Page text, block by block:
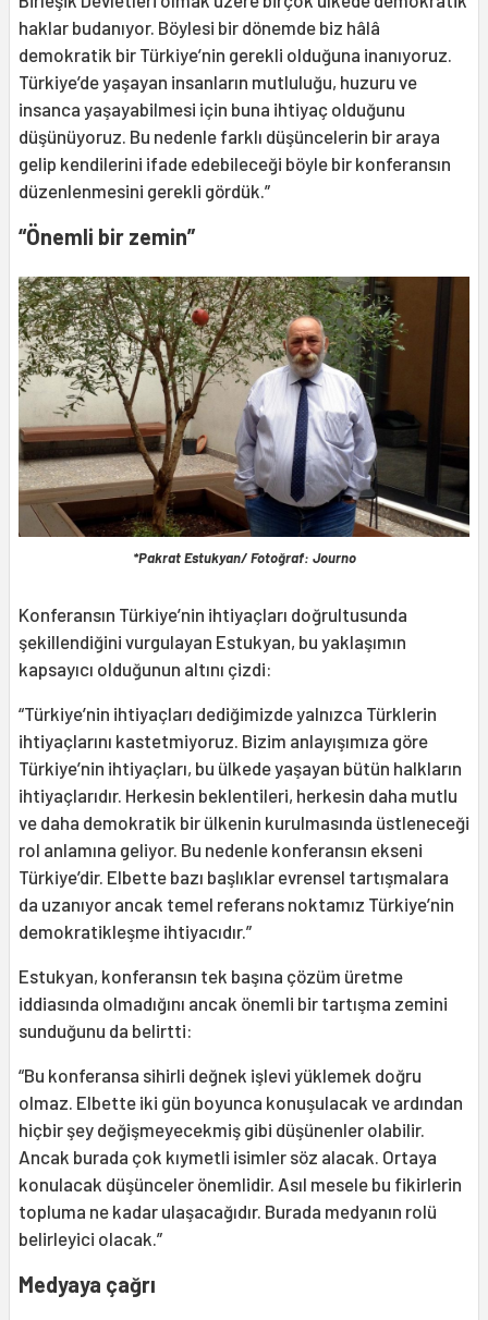
haklar budanıyor. Böylesi bir dönemde biz hâlâ
demokratik bir Türkiye’nin gerekli olduğuna inanıyoruz.
Türkiye’de yaşayan insanların mutluluğu, huzuru ve
insanca yaşayabilmesi için buna ihtiyaç olduğunu
düşünüyoruz. Bu nedenle farklı düşüncelerin bir araya
gelip kendilerini ifade edebileceği böyle bir konferansın
düzenlenmesini gerekli gördük.”
“Önemli bir zemin”
*Pakrat Estukyan/ Fotoğraf: Journo
Konferansın Türkiye’nin ihtiyaçları doğrultusunda
şekillendiğini vurgulayan Estukyan, bu yaklaşımın
kapsayıcı olduğunun altını çizdi:
“Türkiye’nin ihtiyaçları dediğimizde yalnızca Türklerin
ihtiyaçlarını kastetmiyoruz. Bizim anlayışımıza göre
Türkiye’nin ihtiyaçları, bu ülkede yaşayan bütün halkların
ihtiyaçlarıdır. Herkesin beklentileri, herkesin daha mutlu
ve daha demokratik bir ülkenin kurulmasında üstleneceği
rol anlamına geliyor. Bu nedenle konferansın ekseni
Türkiye’dir. Elbette bazı başlıklar evrensel tartışmalara
da uzanıyor ancak temel referans noktamız Türkiye’nin
demokratikleşme ihtiyacıdır.”
Estukyan, konferansın tek başına çözüm üretme
iddiasında olmadığını ancak önemli bir tartışma zemini
sunduğunu da belirtti:
“Bu konferansa sihirli değnek işlevi yüklemek doğru
olmaz. Elbette iki gün boyunca konuşulacak ve ardından
hiçbir şey değişmeyecekmiş gibi düşünenler olabilir.
Ancak burada çok kıymetli isimler söz alacak. Ortaya
konulacak düşünceler önemlidir. Asıl mesele bu fikirlerin
topluma ne kadar ulaşacağıdır. Burada medyanın rolü
belirleyici olacak.”
Medyaya çağrı